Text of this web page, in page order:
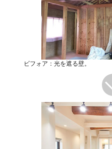
ビフォア：光を遮る壁。